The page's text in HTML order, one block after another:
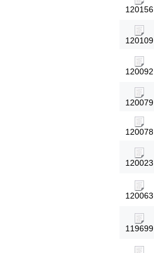
120156
120109
120092
120079
120078
120023
120063
119699